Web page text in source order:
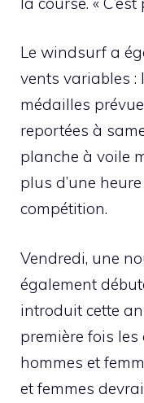
Le windsurf a
vents variables :
médailles
reportées à
planche à voile
plus d’une
compétition.
Vendredi, une
également
introduit cette
première fois
hommes et
et femmes